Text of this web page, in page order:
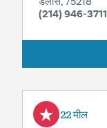
(214) 946-3711
1.22 मील